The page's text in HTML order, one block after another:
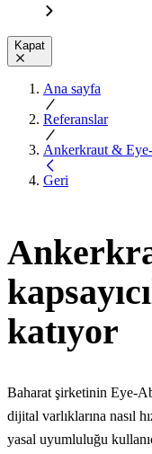
Kapat
Ana sayfa
Referanslar
Ankerkraut &
Geri
katıyor
Baharat şirketinin Eye-
dijital varlıklarına nasıl
yasal uyumluluğu